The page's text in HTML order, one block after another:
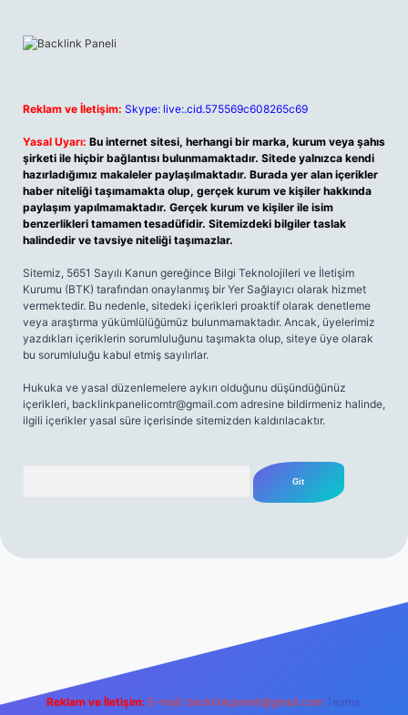
Reklam ve İletişim: Skype: live:.cid.575569c608265c69
Yasal Uyarı: Bu internet sitesi, herhangi bir marka, kurum veya şahıs
şirketi ile hiçbir bağlantısı bulunmamaktadır. Sitede yalnızca kendi
hazırladığımız makaleler paylaşılmaktadır. Burada yer alan içerikler
haber niteliği taşımamakta olup, gerçek kurum ve kişiler hakkında
paylaşım yapılmamaktadır. Gerçek kurum ve kişiler ile isim
benzerlikleri tamamen tesadüfidir. Sitemizdeki bilgiler taslak
halindedir ve tavsiye niteliği taşımazlar.
Sitemiz, 5651 Sayılı Kanun gereğince Bilgi Teknolojileri ve İletişim
Kurumu (BTK) tarafından onaylanmış bir Yer Sağlayıcı olarak hizmet
vermektedir. Bu nedenle, sitedeki içerikleri proaktif olarak denetleme
veya araştırma yükümlülüğümüz bulunmamaktadır. Ancak, üyelerimiz
yazdıkları içeriklerin sorumluluğunu taşımakta olup, siteye üye olarak
bu sorumluluğu kabul etmiş sayılırlar.
Hukuka ve yasal düzenlemelere aykırı olduğunu düşündüğünüz
içerikleri, backlinkpanelicomtr@gmail.com adresine bildirmeniz halinde,
ilgili içerikler yasal süre içerisinde sitemizden kaldırılacaktır.
Reklam ve İletişim: E-mail: backlinkpaneli@gmail.com Teams: